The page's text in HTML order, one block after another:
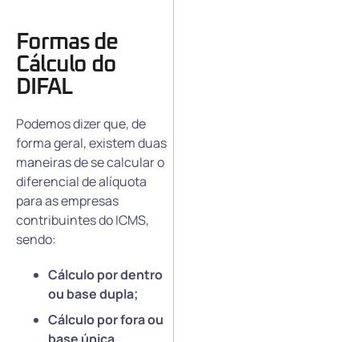
Formas de
Cálculo do
DIFAL
Podemos dizer que, de
forma geral, existem duas
maneiras de se calcular o
diferencial de alíquota
para as empresas
contribuintes do ICMS,
sendo:
Cálculo por dentro
ou base dupla;
Cálculo por fora ou